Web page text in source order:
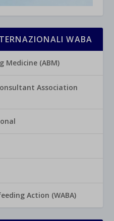
WABA
Medicine (ABM)
Association
Action (WABA)